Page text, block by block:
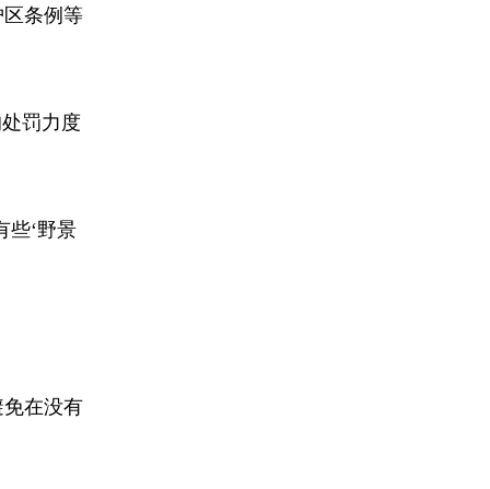
条例等
罚力度
些‘野景
在没有